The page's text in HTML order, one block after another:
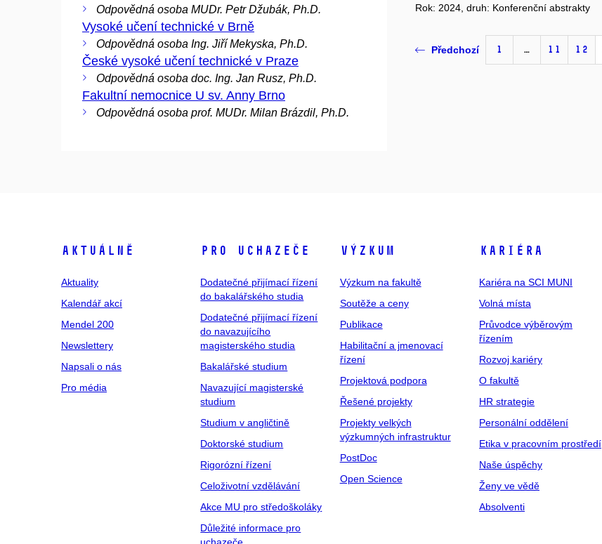
Odpovědná osoba MUDr. Petr Džubák, Ph.D.
Vysoké učení technické v Brně
Odpovědná osoba Ing. Jiří Mekyska, Ph.D.
České vysoké učení technické v Praze
Odpovědná osoba doc. Ing. Jan Rusz, Ph.D.
Fakultní nemocnice U sv. Anny Brno
Odpovědná osoba prof. MUDr. Milan Brázdil, Ph.D.
Rok: 2024, druh: Konferenční abstrakty
Předchozí 1 … 11 12
Aktuálně
Aktuality
Kalendář akcí
Mendel 200
Newslettery
Napsali o nás
Pro média
Pro uchazeče
Dodatečné přijímací řízení
do bakalářského studia
Dodatečné přijímací řízení
do navazujícího
magisterského studia
Bakalářské studium
Navazující magisterské
studium
Studium v angličtině
Doktorské studium
Rigorózní řízení
Celoživotní vzdělávání
Akce MU pro středoškoláky
Důležité informace pro
Výzkum
Výzkum na fakultě
Soutěže a ceny
Publikace
Habilitační a jmenovací
řízení
Projektová podpora
Řešené projekty
Projekty velkých
výzkumných infrastruktur
PostDoc
Open Science
Kariéra
Kariéra na SCI MUNI
Volná místa
Průvodce výběrovým
řízením
Rozvoj kariéry
O fakultě
HR strategie
Personální oddělení
Etika v pracovním prostředí
Naše úspěchy
Ženy ve vědě
Absolventi